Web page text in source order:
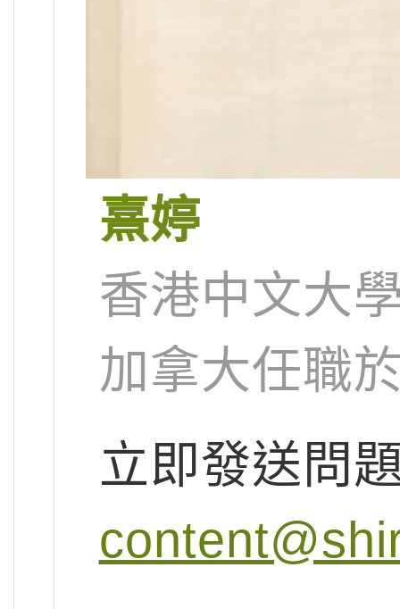
熹婷
香港中文大
加拿大任職
立即發送問